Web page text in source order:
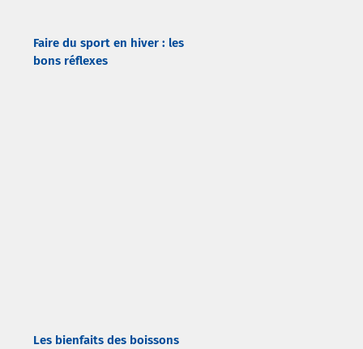
Faire du sport en hiver : les
bons réflexes
Les bienfaits des boissons